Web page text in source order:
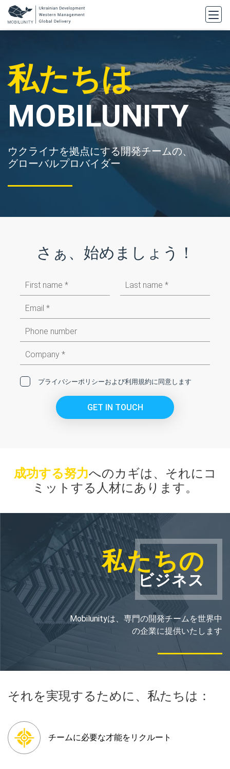
to
main
私たちは
MOBILUNITY
ウクライナを拠点にする開発チームの、
グローバルプロバイダー
さぁ、始めましょう！
First
name
姓
メ
ー
ア
レ
ス
会
社
プライバシーポリシーおよび利用規約に同意します
GET IN TOUCH
成功する努力へのカギは、 それにコ
ミットする人材にあります。
それを実現するために、私たちは：
チームに必要な才能をリクルート
私たちの
ビジネス
Mobilunityは、専門の開発チームを世界中
の企業に提供いたします